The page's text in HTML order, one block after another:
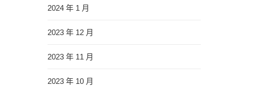
2024 年 1 月
2023 年 12 月
2023 年 11 月
2023 年 10 月